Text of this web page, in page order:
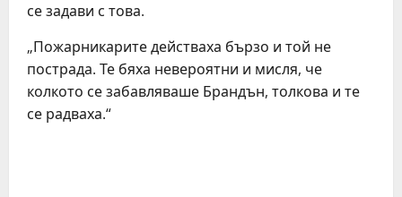
се задави с това.
„Пожарникарите действаха бързо и той не
пострада. Те бяха невероятни и мисля, че
колкото се забавляваше Брандън, толкова и те
се радваха.“